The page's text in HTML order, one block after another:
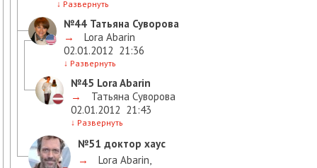
↓ Развернуть
№44 Татьяна Суворова
→
Lora Abarin
02.01.2012 21:36
↓ Развернуть
№45 Lora Abarin
→
Татьяна Суворова
02.01.2012 21:43
↓ Развернуть
№51 доктор хаус
→
Lora Abarin